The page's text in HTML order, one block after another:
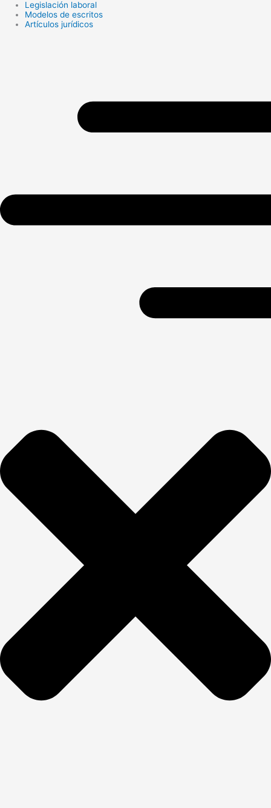
Legislación laboral
Modelos de escritos
Artículos jurídicos
Search